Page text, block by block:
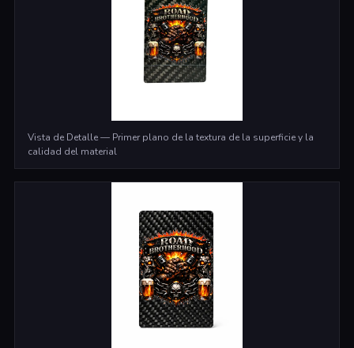
Vista de Detalle — Primer plano de la textura de la superficie y la
calidad del material